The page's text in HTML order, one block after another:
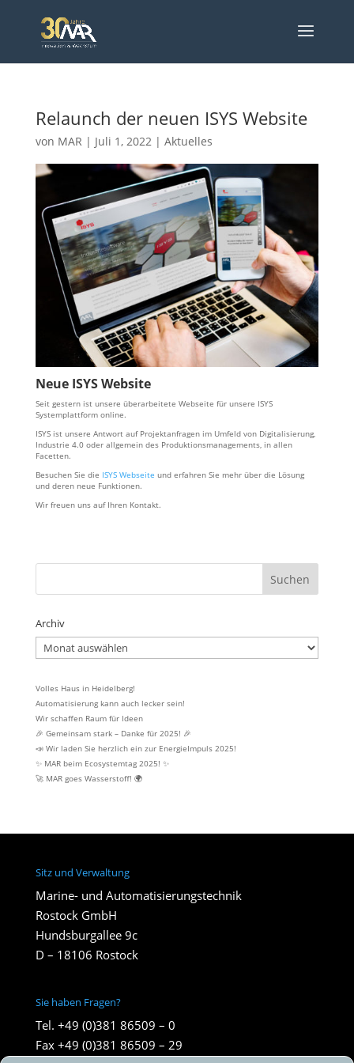
Relaunch der neuen ISYS Website
von MAR | Juli 1, 2022| Aktuelles
Neue ISYS Website
Seit gestern ist unsere überarbeitete Webseite für unsere ISYS
Systemplattform online.
ISYS ist unsere Antwort auf Projektanfragen im Umfeld von Digitalisierung,
Industrie 4.0 oder allgemein des Produktionsmanagements, in allen
Facetten.
Besuchen Sie die ISYS Webseite und erfahren Sie mehr über die Lösung
und deren neue Funktionen.
Wir freuen uns auf Ihren Kontakt.
Archiv
Archiv
Volles Haus in Heidelberg!
Automatisierung kann auch lecker sein!
Wir schaffen Raum für Ideen
🎉 Gemeinsam stark – Danke für 2025! 🎉
📣 Wir laden Sie herzlich ein zur EnergieImpuls 2025!
✨ MAR beim Ecosystemtag 2025! ✨
🚀 MAR goes Wasserstoff! 🌍
Sitz und Verwaltung
Marine- und Automatisierungstechnik
Rostock GmbH
Hundsburgallee 9c
D – 18106 Rostock
Sie haben Fragen?
Tel. +49 (0)381 86509 – 0
Fax +49 (0)381 86509 – 29